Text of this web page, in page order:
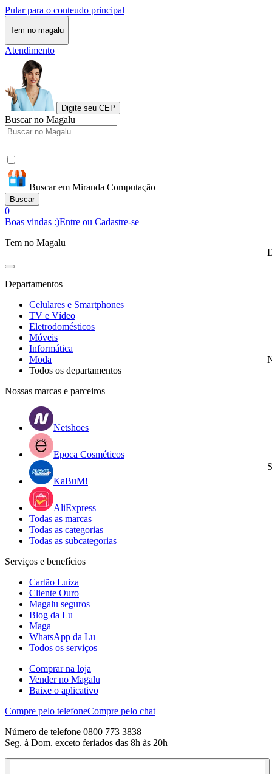
Pular para o conteudo principal
Tem no magalu
Atendimento
Digite seu CEP
Buscar no Magalu
Buscar em Miranda Computação
Buscar
0
Boas vindas :)Entre ou Cadastre-se
Tem no Magalu
Departamentos
Celulares e Smartphones
TV e Vídeo
Eletrodomésticos
Móveis
Informática
Moda
Todos os departamentos
Nossas marcas e parceiros
Netshoes
Epoca Cosméticos
KaBuM!
AliExpress
Todas as marcas
Todas as categorias
Todas as subcategorias
Serviços e benefícios
Cartão Luiza
Cliente Ouro
Magalu seguros
Blog da Lu
Maga +
WhatsApp da Lu
Todos os serviços
Comprar na loja
Vender no Magalu
Baixe o aplicativo
Compre pelo telefoneCompre pelo chat
Número de telefone 0800 773 3838
Seg. à Dom. exceto feriados das 8h às 20h